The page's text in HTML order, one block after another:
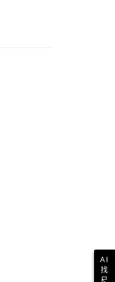
AI
找
尺